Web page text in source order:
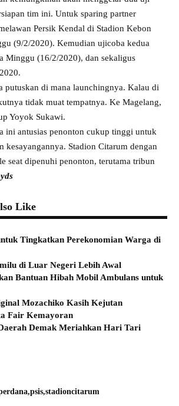
tim ini. Untuk sparing partner
Persik Kendal di Stadion Kebon
(9/2/2020). Kemudian ujicoba kedua
Minggu (16/2/2020), dan sekaligus
putuskan di mana launchingnya. Kalau di
tidak muat tempatnya. Ke Magelang,
Yoyok Sukawi.
ini antusias penonton cukup tinggi untuk
kesayangannya. Stadion Citarum dengan
seat dipenuhi penonton, terutama tribun
Like
Tingkatkan Perekonomian Warga di
di Luar Negeri Lebih Awal
Bantuan Hibah Mobil Ambulans untuk
Mozachiko Kasih Kejutan
Fair Kemayoran
Demak Meriahkan Hari Tari
psis stadioncitarum